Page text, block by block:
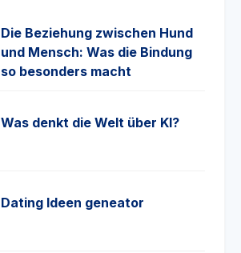
Die Beziehung zwischen Hund
und Mensch: Was die Bindung
so besonders macht
Was denkt die Welt über KI?
Dating Ideen geneator